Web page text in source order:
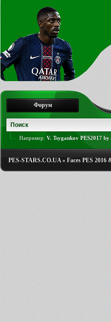
Форум
Например: V. Tsygankov PES2017
PES-STARS.CO.UA» Faces PES 2016